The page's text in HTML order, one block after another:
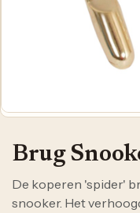
Brug
De koperen 'spider'
snooker. Het